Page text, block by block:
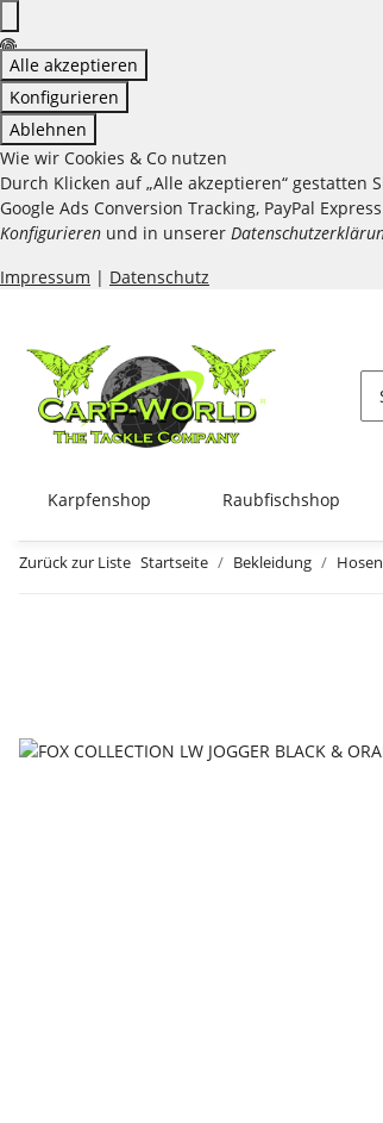
Alle akzeptieren
Konfigurieren
Ablehnen
Wie wir Cookies & Co nutzen
Durch Klicken auf „Alle akzeptieren“ gestatten
Google Ads Conversion Tracking, PayPal
Konfigurieren und in unserer
Impressum | Datenschutz
Karpfenshop Raubfischshop
Zurück zur Liste Startseite Bekleidung Hosen